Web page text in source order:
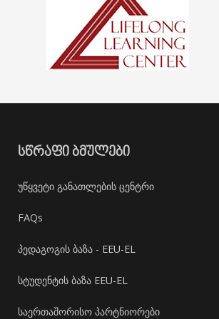
ᲡᲬᲠᲐᲤᲘ ᲑᲛᲣᲚᲔᲑᲘ
უწყვეტი განათლების ცენტრი
FAQs
პედაგოგის ბაზა - EEU-EL
სტუდენტის ბაზა EEU-EL
საერთაშორისო პარტნიორები